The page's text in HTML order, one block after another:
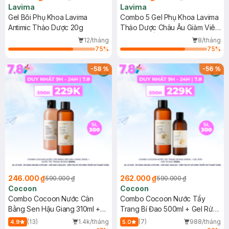
Lavima
Gel Bôi Phụ Khoa Lavima
Antimic Thảo Dược 20g
12/tháng
75%
Lavima
Combo 5 Gel Phụ Khoa Lavima
Thảo Dược Châu Âu Giảm Viêm
8/tháng
75%
-58%
246.000 ₫590.000 ₫
Cocoon
Combo Cocoon Nước Cân
Bằng Sen Hậu Giang 310ml +
Nước Tẩy Trang Bí Đao 500ml
4.9 (13)
1.4k/tháng
-56%
262.000 ₫590.000 ₫
Cocoon
Combo Cocoon Nước Tẩy
Trang Bí Đao 500ml + Gel Rửa
Mặt Bí Đao 310ml
5.0 (7)
988/tháng